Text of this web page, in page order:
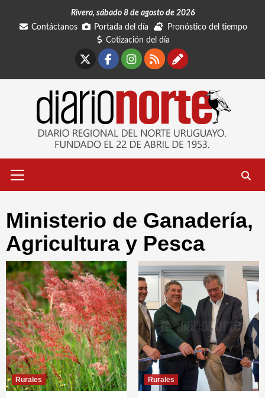
Rivera, sábado 8 de agosto de 2026
Contáctanos
Portada del día
Pronóstico del tiempo
Cotización del día
Facebook
Instagram
RSSContáctanos
primario
Ministerio de Ganadería‚
Agricultura y Pesca
Rurales Rurales